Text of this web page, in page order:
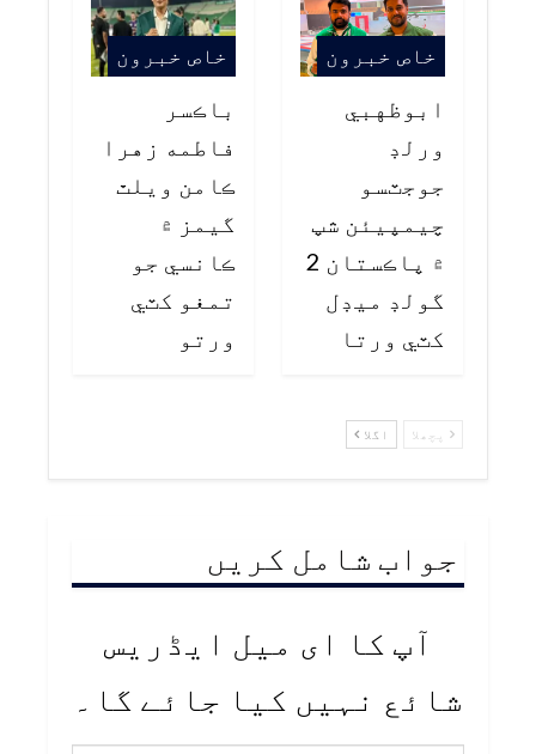
خاص خبرون
ابوظهبي
ورلڊ
جوجٽسو
چيمپيئن شپ
۾ پاڪستان 2
گولڊ ميڊل
کٽي ورتا
خاص خبرون
باڪسر
فاطمه زهرا
ڪامن ويلٿ
گيمز ۾
ڪانسي جو
تمغو کٽي
ورتو
پچھلا اگلا
جواب شامل کریں
آپ کا ای میل ایڈریس
شائع نہیں کیا جائے گا۔